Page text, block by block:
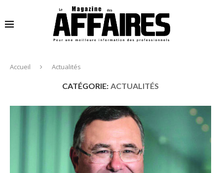
Accueil Actualités
CATÉGORIE: ACTUALITÉS